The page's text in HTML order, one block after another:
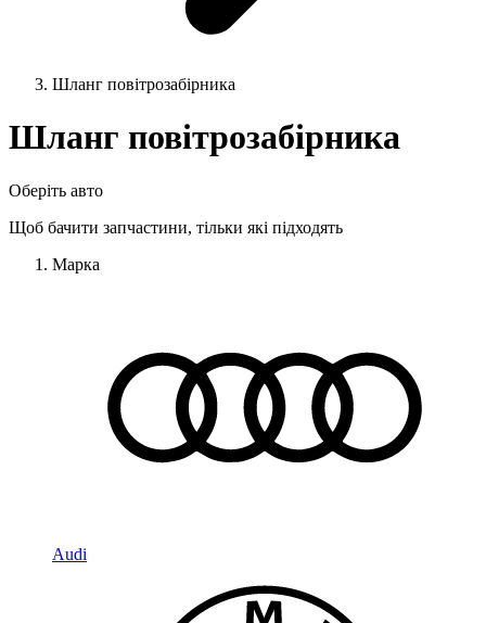
Шланг повітрозабірника
Шланг повітрозабірника
Оберіть авто
Щоб бачити запчастини, тільки які підходять
Марка
Audi